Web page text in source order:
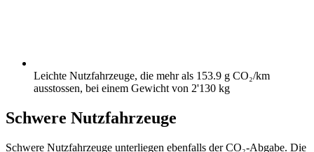
Leichte Nutzfahrzeuge, die mehr als 153.9 g CO₂/km
ausstossen, bei einem Gewicht von 2'130 kg
Schwere Nutzfahrzeuge
Schwere Nutzfahrzeuge unterliegen ebenfalls der CO₂-Abgabe. Die